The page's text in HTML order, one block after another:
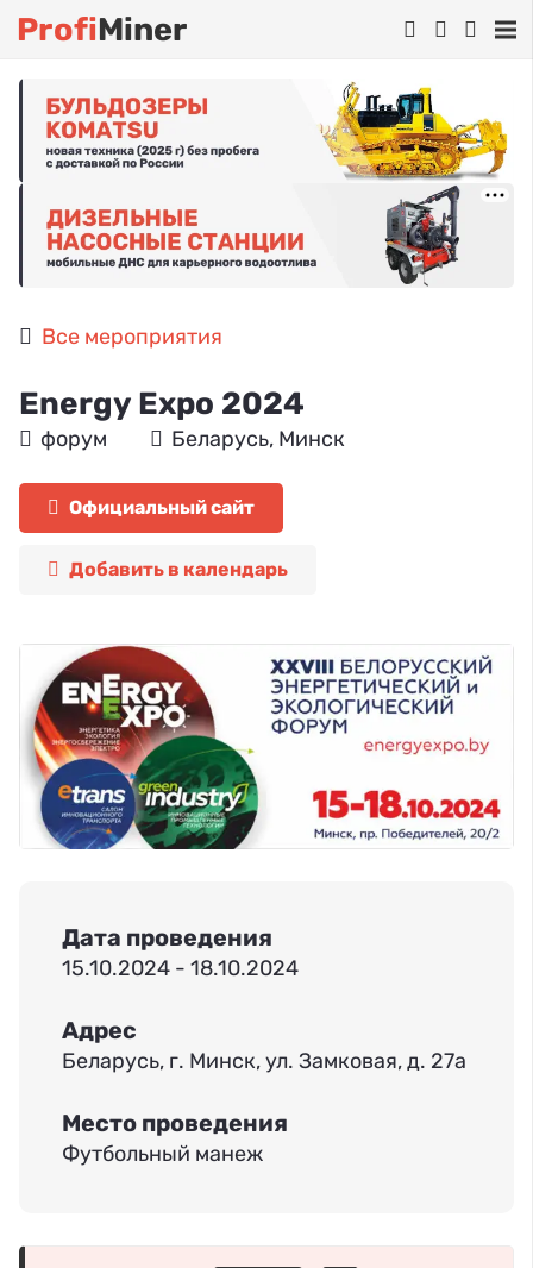
ProfiMiner
Все мероприятия
Energy Expo 2024
форум Беларусь, Минск
Официальный сайт
Добавить в календарь
Дата проведения
15.10.2024 - 18.10.2024
Адрес
Беларусь, г. Минск, ул. Замковая, д. 27а
Место проведения
Футбольный манеж